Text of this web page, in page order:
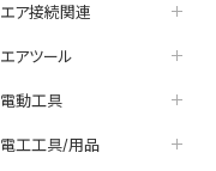
エア接続関連
エアツール
電動工具
電工工具/用品